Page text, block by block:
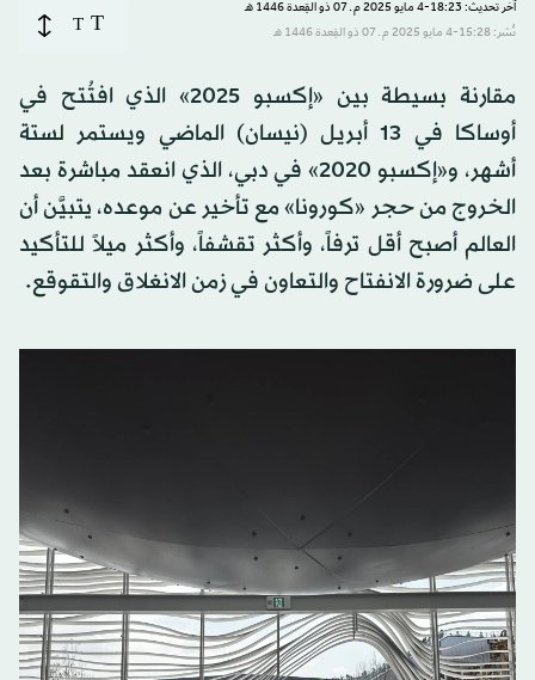
آخر تحديث: 18:23-4 مايو 2025 م ـ 07 ذو القِعدة 1446 هـ
نُشر: 15:28-4 مايو 2025 م ـ 07 ذو القِعدة 1446 هـ
T
T
مقارنة بسيطة بين «إكسبو 2025» الذي افتُتح في
أوساكا في 13 أبريل (نيسان) الماضي ويستمر لستة
أشهر، و«إكسبو 2020» في دبي، الذي انعقد مباشرة بعد
الخروج من حجر «كورونا» مع تأخير عن موعده، يتبيَّن أن
العالم أصبح أقل ترفاً، وأكثر تقشفاً، وأكثر ميلاً للتأكيد
على ضرورة الانفتاح والتعاون في زمن الانغلاق والتقوقع.